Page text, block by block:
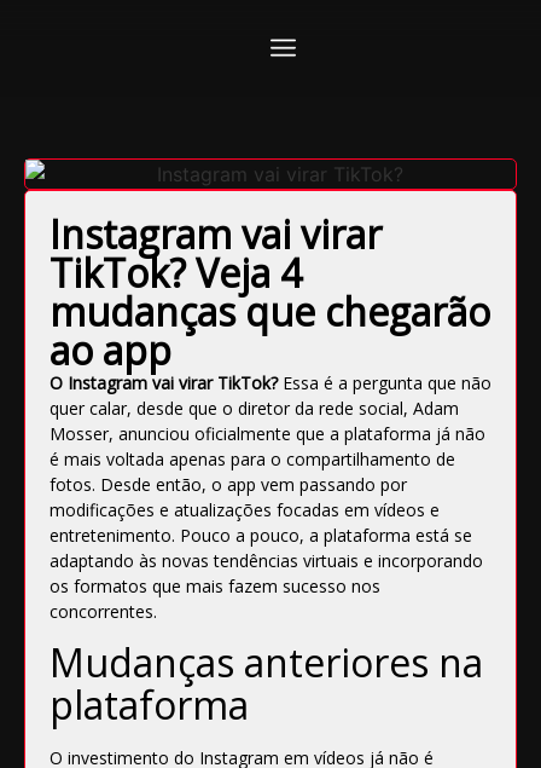
Instagram vai virar
TikTok? Veja 4
mudanças que chegarão
ao app
O Instagram vai virar TikTok? Essa é a pergunta que não
quer calar, desde que o diretor da rede social, Adam
Mosser, anunciou oficialmente que a plataforma já não
é mais voltada apenas para o compartilhamento de
fotos. Desde então, o app vem passando por
modificações e atualizações focadas em vídeos e
entretenimento. Pouco a pouco, a plataforma está se
adaptando às novas tendências virtuais e incorporando
os formatos que mais fazem sucesso nos
concorrentes.
Mudanças anteriores na
plataforma
O investimento do Instagram em vídeos já não é